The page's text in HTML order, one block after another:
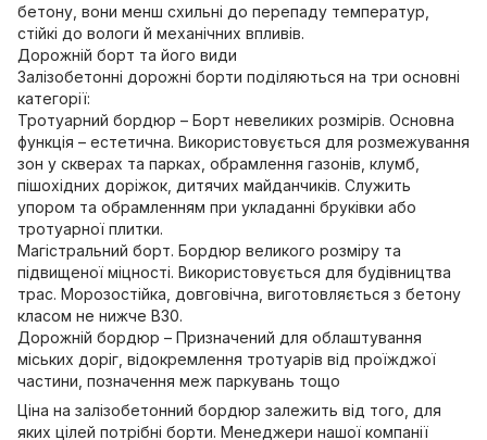
бетону, вони менш схильні до перепаду температур,
стійкі до вологи й механічних впливів.
Дорожній борт та його види
Залізобетонні дорожні борти поділяються на три основні
категорії:
Тротуарний бордюр – Борт невеликих розмірів. Основна
функція – естетична. Використовується для розмежування
зон у скверах та парках, обрамлення газонів, клумб,
пішохідних доріжок, дитячих майданчиків. Служить
упором та обрамленням при укладанні бруківки або
тротуарної плитки.
Магістральний борт. Бордюр великого розміру та
підвищеної міцності. Використовується для будівництва
трас. Морозостійка, довговічна, виготовляється з бетону
класом не нижче В30.
Дорожній бордюр – Призначений для облаштування
міських доріг, відокремлення тротуарів від проїжджої
частини, позначення меж паркувань тощо
Ціна на залізобетонний бордюр залежить від того, для
яких цілей потрібні борти. Менеджери нашої компанії